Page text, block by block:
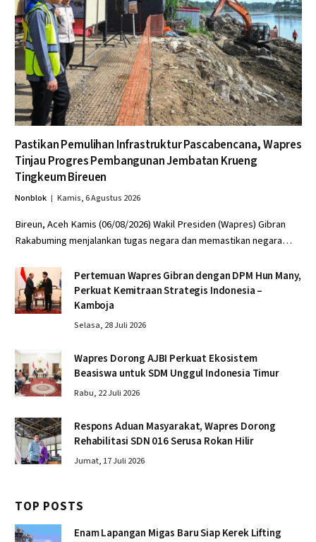
Pastikan Pemulihan Infrastruktur Pascabencana, Wapres
Tinjau Progres Pembangunan Jembatan Krueng
Tingkeum Bireuen
Nonblok Kamis, 6 Agustus 2026
Bireun, Aceh Kamis (06/08/2026) Wakil Presiden (Wapres) Gibran
Rakabuming menjalankan tugas negara dan memastikan negara…
Pertemuan Wapres Gibran dengan DPM Hun Many,
Perkuat Kemitraan Strategis Indonesia –
Kamboja
Selasa, 28 Juli 2026
Wapres Dorong AJBI Perkuat Ekosistem
Beasiswa untuk SDM Unggul Indonesia Timur
Rabu, 22 Juli 2026
Respons Aduan Masyarakat, Wapres Dorong
Rehabilitasi SDN 016 Serusa Rokan Hilir
Jumat, 17 Juli 2026
TOP POSTS
Enam Lapangan Migas Baru Siap Kerek Lifting